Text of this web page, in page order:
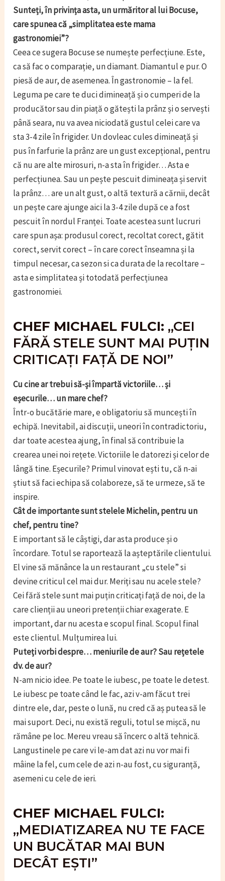
Sunteți, în privința asta, un urmăritor al lui Bocuse,
care spunea că „simplitatea este mama
gastronomiei”?
Ceea ce sugera Bocuse se numește perfecțiune. Este,
ca să fac o comparație, un diamant. Diamantul e pur. O
piesă de aur, de asemenea. În gastronomie – la fel.
Leguma pe care te duci dimineață și o cumperi de la
producător sau din piață o gătești la prânz și o servești
până seara, nu va avea niciodată gustul celei care va
sta 3-4 zile în frigider. Un dovleac cules dimineață și
pus în farfurie la prânz are un gust excepțional, pentru
că nu are alte mirosuri, n-a sta în frigider… Asta e
perfecțiunea. Sau un pește pescuit dimineața și servit
la prânz… are un alt gust, o altă textură a cărnii, decât
un pește care ajunge aici la 3-4 zile după ce a fost
pescuit în nordul Franței. Toate acestea sunt lucruri
care spun așa: produsul corect, recoltat corect, gătit
corect, servit corect – în care corect înseamna și la
timpul necesar, ca sezon si ca durata de la recoltare –
asta e simplitatea și totodată perfecțiunea
gastronomiei.
CHEF MICHAEL FULCI: „CEI
FĂRĂ STELE SUNT MAI PUȚIN
CRITICAȚI FAȚĂ DE NOI”
Cu cine ar trebui să-și împartă victoriile… și
eșecurile… un mare chef?
Într-o bucătărie mare, e obligatoriu să muncești în
echipă. Inevitabil, ai discuții, uneori în contradictoriu,
dar toate acestea ajung, în final să contribuie la
crearea unei noi rețete. Victoriile le datorezi și celor de
lângă tine. Eșecurile? Primul vinovat ești tu, că n-ai
știut să faci echipa să colaboreze, să te urmeze, să te
inspire.
Cât de importante sunt stelele Michelin, pentru un
chef, pentru tine?
E important să le câștigi, dar asta produce și o
încordare. Totul se raportează la așteptările clientului.
El vine să mănânce la un restaurant „cu stele” si
devine criticul cel mai dur. Meriți sau nu acele stele?
Cei fără stele sunt mai puțin criticați față de noi, de la
care clienții au uneori pretenții chiar exagerate. E
important, dar nu acesta e scopul final. Scopul final
este clientul. Mulțumirea lui.
Puteți vorbi despre… meniurile de aur? Sau rețetele
dv. de aur?
N-am nicio idee. Pe toate le iubesc, pe toate le detest.
Le iubesc pe toate când le fac, azi v-am făcut trei
dintre ele, dar, peste o lună, nu cred că aș putea să le
mai suport. Deci, nu există reguli, totul se mișcă, nu
rămâne pe loc. Mereu vreau să încerc o altă tehnică.
Langustinele pe care vi le-am dat azi nu vor mai fi
mâine la fel, cum cele de azi n-au fost, cu siguranță,
asemeni cu cele de ieri.
CHEF MICHAEL FULCI:
„MEDIATIZAREA NU TE FACE
UN BUCĂTAR MAI BUN
DECÂT EȘTI”